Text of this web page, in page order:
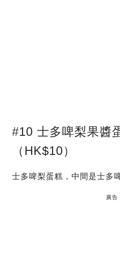
#10 士多啤梨果醬
（HK$10）
士多啤梨蛋糕，中間是士多
廣告